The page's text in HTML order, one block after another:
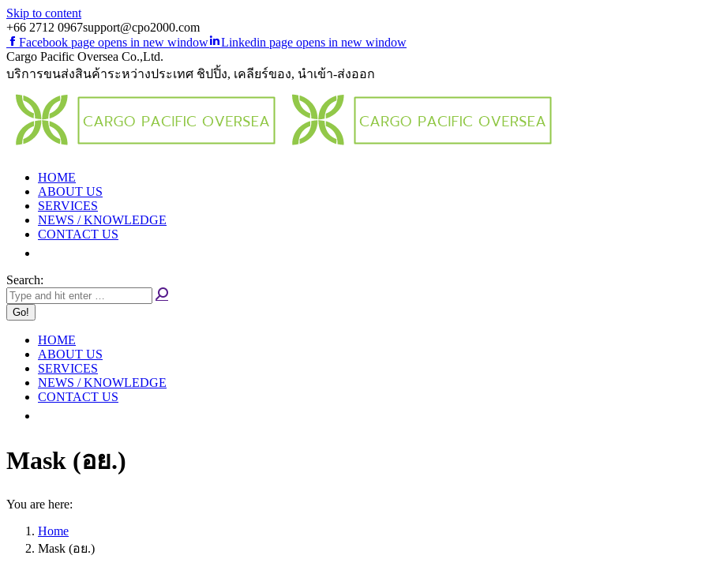
Skip to content
+66 2712 0967support@cpo2000.com
Facebook page opens in new window
Linkedin page opens in new window
Cargo Pacific Oversea Co.,Ltd.
บริการขนส่งสินค้าระหว่างประเทศ ชิปปิ้ง, เคลียร์ของ, นำเข้า-ส่งออก
HOME
ABOUT US
SERVICES
NEWS / KNOWLEDGE
CONTACT US
Search:
HOME
ABOUT US
SERVICES
NEWS / KNOWLEDGE
CONTACT US
Mask (อย.)
You are here:
Home
Mask (อย.)